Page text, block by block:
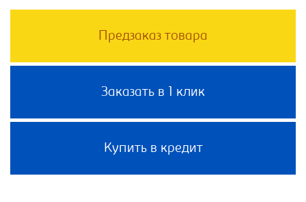
Предзаказ товара
Заказать в 1 клик
Купить в кредит